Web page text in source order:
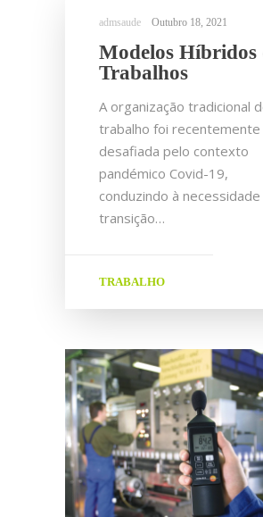
Outubro 18, 2021
Modelos Híbridos
Trabalhos
A organização tradicional
trabalho foi recentemente
desafiada pelo contexto
pandémico Covid-19,
conduzindo à
transição…
TRABALHO